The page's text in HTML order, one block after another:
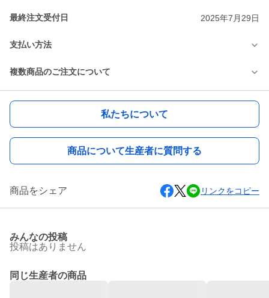
最終注文受付日 2025年7月29日
支払い方法
複数商品のご注文について
私たちについて
商品について生産者に質問する
商品をシェア リンクをコピー
みんなの投稿
投稿はありません
同じ生産者の商品